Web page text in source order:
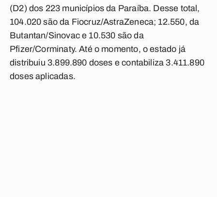
(D2) dos 223 municípios da Paraíba. Desse total,
104.020 são da Fiocruz/AstraZeneca; 12.550, da
Butantan/Sinovac e 10.530 são da
Pfizer/Corminaty. Até o momento, o estado já
distribuiu 3.899.890 doses e contabiliza 3.411.890
doses aplicadas.